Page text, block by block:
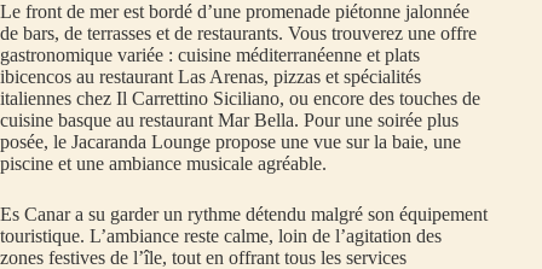
Le front de mer est bordé d’une promenade piétonne jalonnée
de bars, de terrasses et de restaurants. Vous trouverez une offre
gastronomique variée : cuisine méditerranéenne et plats
ibicencos au restaurant Las Arenas, pizzas et spécialités
italiennes chez Il Carrettino Siciliano, ou encore des touches de
cuisine basque au restaurant Mar Bella. Pour une soirée plus
posée, le Jacaranda Lounge propose une vue sur la baie, une
piscine et une ambiance musicale agréable.
Es Canar a su garder un rythme détendu malgré son équipement
touristique. L’ambiance reste calme, loin de l’agitation des
zones festives de l’île, tout en offrant tous les services